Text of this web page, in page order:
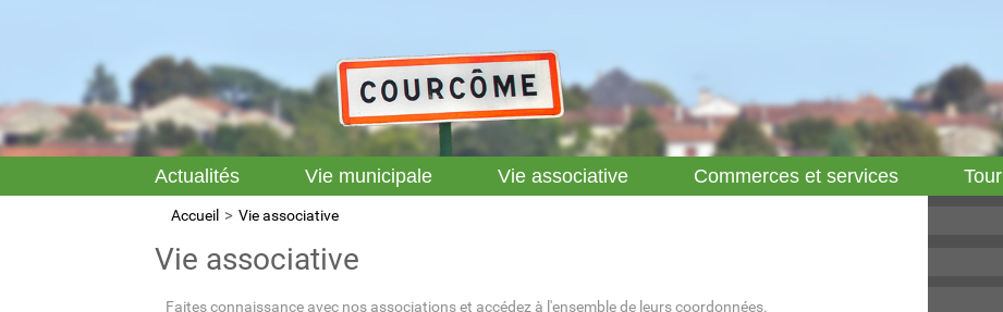
Actualités Vie municipale Vie associative Commerces et services
Accueil Vie associative
Vie associative
Faites connaissance avec nos associations et accédez à l'ensemble de leurs coordonnées.